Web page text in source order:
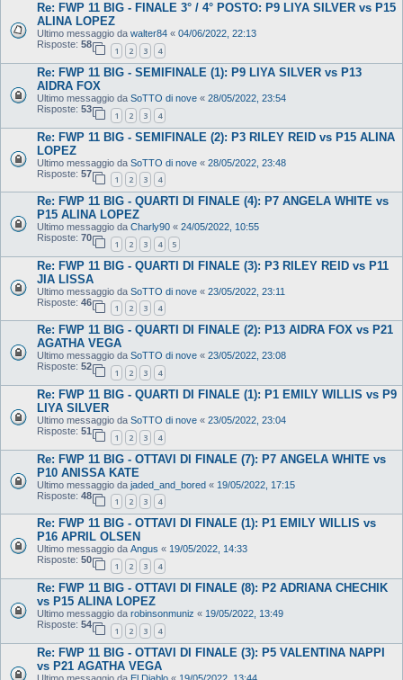
Re: FWP 11 BIG - FINALE 3° / 4° POSTO: P9 LIYA SILVER vs P15
ALINA LOPEZ
Ultimo messaggio da walter84 « 04/06/2022, 22:13
Risposte: 58
1 2 3 4
Re: FWP 11 BIG - SEMIFINALE (1): P9 LIYA SILVER vs P13
AIDRA FOX
Ultimo messaggio da SoTTO di nove « 28/05/2022, 23:54
Risposte: 53
1 2 3 4
Re: FWP 11 BIG - SEMIFINALE (2): P3 RILEY REID vs P15 ALINA
LOPEZ
Ultimo messaggio da SoTTO di nove « 28/05/2022, 23:48
Risposte: 57
1 2 3 4
Re: FWP 11 BIG - QUARTI DI FINALE (4): P7 ANGELA WHITE vs
P15 ALINA LOPEZ
Ultimo messaggio da Charly90 « 24/05/2022, 10:55
Risposte: 70
1 2 3 4 5
Re: FWP 11 BIG - QUARTI DI FINALE (3): P3 RILEY REID vs P11
JIA LISSA
Ultimo messaggio da SoTTO di nove « 23/05/2022, 23:11
Risposte: 46
1 2 3 4
Re: FWP 11 BIG - QUARTI DI FINALE (2): P13 AIDRA FOX vs P21
AGATHA VEGA
Ultimo messaggio da SoTTO di nove « 23/05/2022, 23:08
Risposte: 52
1 2 3 4
Re: FWP 11 BIG - QUARTI DI FINALE (1): P1 EMILY WILLIS vs P9
LIYA SILVER
Ultimo messaggio da SoTTO di nove « 23/05/2022, 23:04
Risposte: 51
1 2 3 4
Re: FWP 11 BIG - OTTAVI DI FINALE (7): P7 ANGELA WHITE vs
P10 ANISSA KATE
Ultimo messaggio da jaded_and_bored « 19/05/2022, 17:15
Risposte: 48
1 2 3 4
Re: FWP 11 BIG - OTTAVI DI FINALE (1): P1 EMILY WILLIS vs
P16 APRIL OLSEN
Ultimo messaggio da Angus « 19/05/2022, 14:33
Risposte: 50
1 2 3 4
Re: FWP 11 BIG - OTTAVI DI FINALE (8): P2 ADRIANA CHECHIK
vs P15 ALINA LOPEZ
Ultimo messaggio da robinsonmuniz « 19/05/2022, 13:49
Risposte: 54
1 2 3 4
Re: FWP 11 BIG - OTTAVI DI FINALE (3): P5 VALENTINA NAPPI
vs P21 AGATHA VEGA